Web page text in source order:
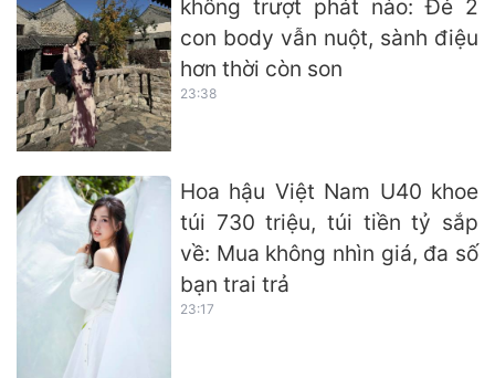
không trượt phát nào: Đẻ 2
con body vẫn nuột, sành điệu
hơn thời còn son
23:38
Hoa hậu Việt Nam U40 khoe
túi 730 triệu, túi tiền tỷ sắp
về: Mua không nhìn giá, đa số
bạn trai trả
23:17